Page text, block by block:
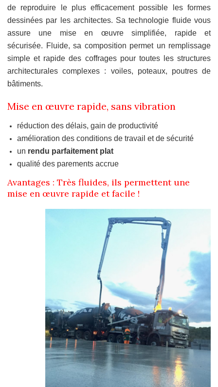
de reproduire le plus efficacement possible les formes
dessinées par les architectes. Sa technologie fluide vous
assure une mise en œuvre simplifiée, rapide et
sécurisée. Fluide, sa composition permet un remplissage
simple et rapide des coffrages pour toutes les structures
architecturales complexes : voiles, poteaux, poutres de
bâtiments.
Mise en œuvre rapide, sans vibration
réduction des délais, gain de productivité
amélioration des conditions de travail et de sécurité
un rendu parfaitement plat
qualité des parements accrue
Avantages : Très fluides, ils permettent une
mise en œuvre rapide et facile !